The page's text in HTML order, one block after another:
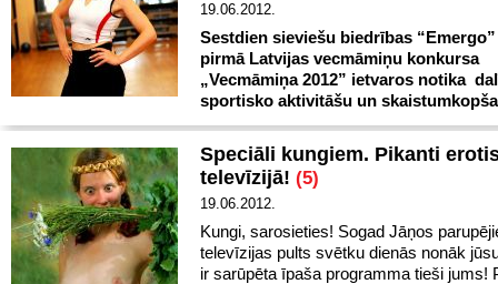
19.06.2012.
Sestdien sieviešu biedrības
pirmā Latvijas vecmāmiņu konkursa
„Vecmāmiņa 2012” ietvaros notika
sportisko aktivitāšu un
Speciāli kungiem. Pikanti
televīzijā! (5)
19.06.2012.
Kungi, sarosieties! Sogad Jāņos
televīzijas pults svētku dienās nonāk
ir sarūpēta īpaša programma tieši jums!